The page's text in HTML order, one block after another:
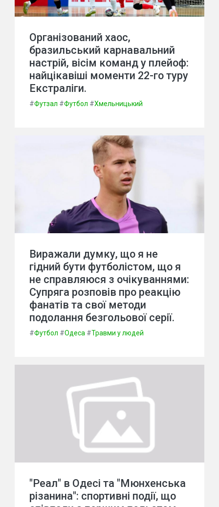
Організований хаос,
бразильський карнавальний
настрій, вісім команд у плейоф:
найцікавіші моменти 22-го туру
Екстраліги.
#Футзал #Футбол #Хмельницький
Виражали думку, що я не
гідний бути футболістом, що я
не справляюся з очікуваннями:
Супряга розповів про реакцію
фанатів та свої методи
подолання безгольової серії.
#Футбол #Одеса #Травми у людей
"Реал" в Одесі та "Мюнхенська
різанина": спортивні події, що